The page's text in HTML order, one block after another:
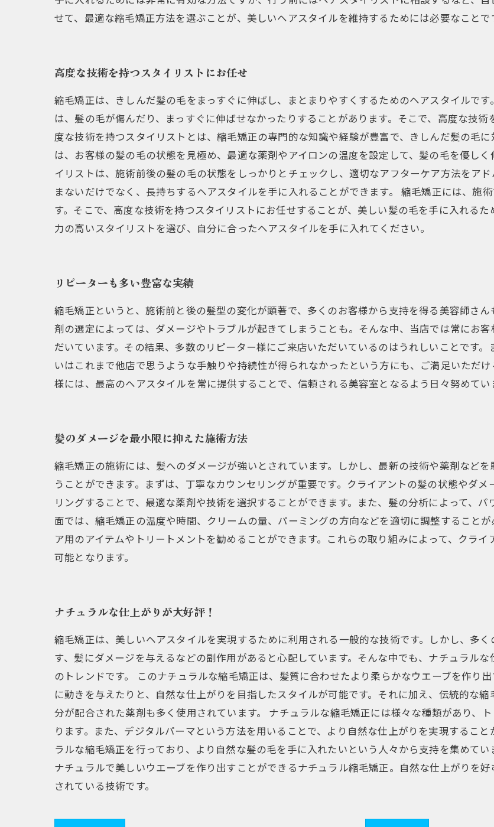
せて、最適な縮毛矯正方法を選ぶことが、美しいヘアスタイルを維持するためには必要なことで
高度な技術を持つスタイリストにお任せ
縮毛矯正は、きしんだ髪の毛をまっすぐに伸ばし、まとまりやすくするためのヘアスタイルで
は、髪の毛が傷んだり、まっすぐに伸ばせなかったりすることがあります。そこで、高度な技
度な技術を持つスタイリストとは、縮毛矯正の専門的な知識や経験が豊富で、きしんだ髪の毛
は、お客様の髪の毛の状態を見極め、最適な薬剤やアイロンの温度を設定して、髪の毛を優し
イリストは、施術前後の髪の毛の状態をしっかりとチェックし、適切なアフターケア方法をア
まないだけでなく、長持ちするヘアスタイルを手に入れることができます。 縮毛矯正には、施
す。そこで、高度な技術を持つスタイリストにお任せすることが、美しい髪の毛を手に入れる
力の高いスタイリストを選び、自分に合ったヘアスタイルを手に入れてください。
リピーターも多い豊富な実績
縮毛矯正というと、施術前と後の髪型の変化が顕著で、多くのお客様から支持を得る美容師さ
剤の選定によっては、ダメージやトラブルが起きてしまうことも。そんな中、当店では常にお
だいています。その結果、多数のリピーター様にご来店いただいているのはうれしいことです
いはこれまで他店で思うような手触りや持続性が得られなかったという方にも、ご満足いただ
様には、最高のヘアスタイルを常に提供することで、信頼される美容室となるよう日々努めてい
髪のダメージを最小限に抑えた施術方法
縮毛矯正の施術には、髪へのダメージが強いとされています。しかし、最新の技術や薬剤など
うことができます。まずは、丁寧なカウンセリングが重要です。クライアントの髪の状態やダ
リングすることで、最適な薬剤や技術を選択することができます。また、髪の分析によって、
面では、縮毛矯正の温度や時間、クリームの量、パーミングの方向などを適切に調整すること
ア用のアイテムやトリートメントを勧めることができます。これらの取り組みによって、クラ
可能となります。
ナチュラルな仕上がりが大好評！
縮毛矯正は、美しいヘアスタイルを実現するために利用される一般的な技術です。しかし、多
す、髪にダメージを与えるなどの副作用があると心配しています。そんな中でも、ナチュラル
のトレンドです。 このナチュラルな縮毛矯正は、髪質に合わせたより柔らかなウエーブを作り
に動きを与えたりと、自然な仕上がりを目指したスタイルが可能です。それに加え、伝統的な
分が配合された薬剤も多く使用されています。 ナチュラルな縮毛矯正には様々な種類があり、
ります。また、デジタルパーマという方法を用いることで、より自然な仕上がりを実現するこ
ラルな縮毛矯正を行っており、より自然な髪の毛を手に入れたいという人々から支持を集めてい
ナチュラルで美しいウエーブを作り出すことができるナチュラル縮毛矯正。自然な仕上がりを
されている技術です。